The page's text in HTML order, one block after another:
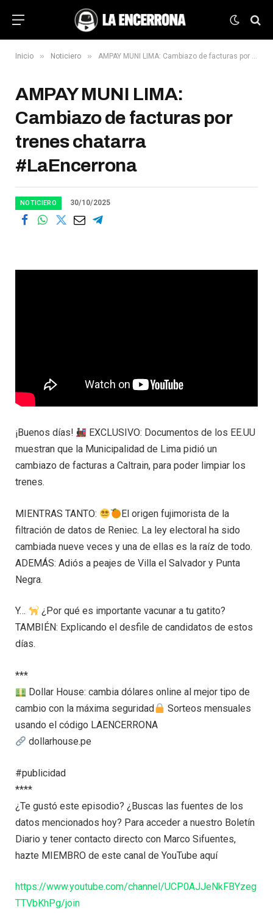
Inicio » Noticiero » AMPAY MUNI LIMA: Cambiazo de facturas por trenes chatarra #LaEncerrona
AMPAY MUNI LIMA:
Cambiazo de facturas por
trenes chatarra
#LaEncerrona
NOTICIERO 30/10/2025
¡Buenos días!
EXCLUSIVO: Documentos de los EE.UU
muestran que la Municipalidad de Lima pidió un
cambiazo de facturas a Caltrain, para poder limpiar los
trenes.
MIENTRAS TANTO:
El origen fujimorista de la
filtración de datos de Reniec. La ley electoral ha sido
cambiada nueve veces y una de ellas es la raíz de todo.
ADEMÁS: Adiós a peajes de Villa el Salvador y Punta
Negra.
Y…
¿Por qué es importante vacunar a tu gatito?
TAMBIÉN: Explicando el desfile de candidatos de estos
días.
***
Dollar House: cambia dólares online al mejor tipo de
cambio con la máxima seguridad
Sorteos mensuales
usando el código LAENCERRONA
dollarhouse.pe
#publicidad
****
¿Te gustó este episodio? ¿Buscas las fuentes de los
datos mencionados hoy? Para acceder a nuestro Boletín
Diario y tener contacto directo con Marco Sifuentes,
hazte MIEMBRO de este canal de YouTube aquí
https://www.youtube.com/channel/UCP0AJJeNkFBYzeg
TTVbKhPg/join